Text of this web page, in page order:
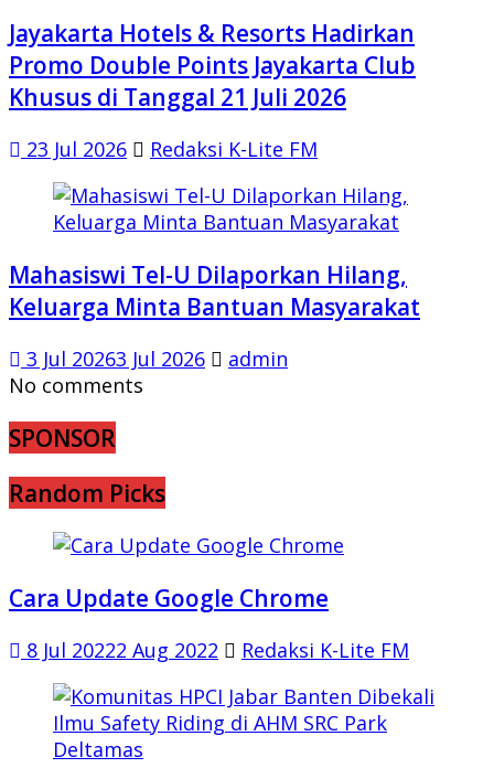
Jayakarta Hotels & Resorts Hadirkan
Promo Double Points Jayakarta Club
Khusus di Tanggal 21 Juli 2026
23 Jul 2026 Redaksi K-Lite FM
Mahasiswi Tel-U Dilaporkan Hilang,
Keluarga Minta Bantuan Masyarakat
3 Jul 20263 Jul 2026
admin
No comments
SPONSOR
Random Picks
Cara Update Google Chrome
8 Jul 20222 Aug 2022 Redaksi K-Lite FM